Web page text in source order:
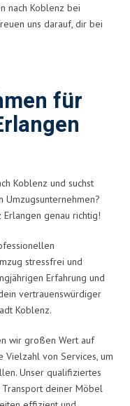
nach Koblenz bei
uns darauf, dir bei
für
Koblenz und suchst
Umzugsunternehmen?
genau richtig!
stressfrei und
Erfahrung und
vertrauenswürdiger
Koblenz.
wir großen Wert auf
von Services, um
Unser qualifiziertes
Transport deiner Möbel